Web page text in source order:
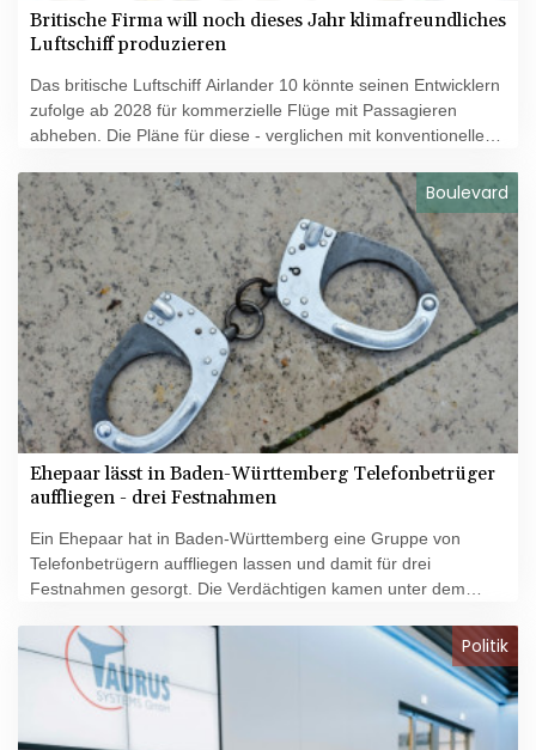
Britische Firma will noch dieses Jahr klimafreundliches
Luftschiff produzieren
Das britische Luftschiff Airlander 10 könnte seinen Entwicklern
zufolge ab 2028 für kommerzielle Flüge mit Passagieren
abheben. Die Pläne für diese - verglichen mit konventionellen
langsamere Art des Reisens, seien "in vollem Gange", teilte
das Unternehmen Hybrid Air Vehicles (HAV) im englischen
Bedford mit. Die Produktion soll noch im Laufe dieses Jahres
beginnen.
Boulevard
Ehepaar lässt in Baden-Württemberg Telefonbetrüger
auffliegen - drei Festnahmen
Ein Ehepaar hat in Baden-Württemberg eine Gruppe von
Telefonbetrügern auffliegen lassen und damit für drei
Festnahmen gesorgt. Die Verdächtigen kamen unter dem
Untersuchungshaft, wie Polizei und Staatsanwaltschaft in
Heilbronn am Dienstag mitteilten. Demnach wurde eine 57-
Jährige am Donnerstagabend von einem vermeintlichen
Polizisten angerufen, der angab, ihre Tochter habe einen
schweren Verkehrsunfall verursacht.
Politik